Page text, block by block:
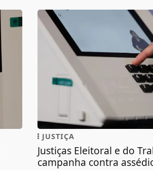
JUSTIÇA
Justiças Eleitoral e do
campanha contra